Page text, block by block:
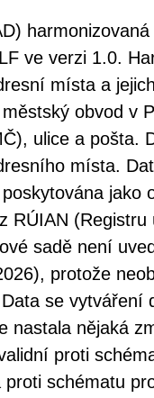
ve verzi 1.0.
místa a
obvod v
ulice a pošta.
místa.
jako
RÚIAN
sadě není
protože
se vytváření
nastala nějaká
proti
schématu